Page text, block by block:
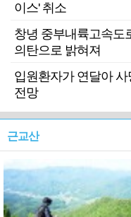
이스' 취소
창녕 중부내륙고속
의탄으로 밝혀져
입원환자가 연달아
전망
근교산